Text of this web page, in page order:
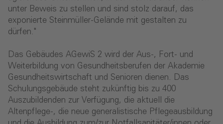
unter Beweis zu stellen und sind stolz darauf, das
exponierte Steinmüller-Gelände mit gestalten zu
dürfen."
Das Gebäudes AGewiS 2 wird der Aus-, Fort- und
Weiterbildung von Gesundheitsberufen der Akademie
Gesundheitswirtschaft und Senioren dienen. Das
Schulungsgebäude steht zukünftig bis zu 400
Auszubildenden zur Verfügung, die aktuell die
Altenpflege-, die neue generalistische Pflegeausbildung